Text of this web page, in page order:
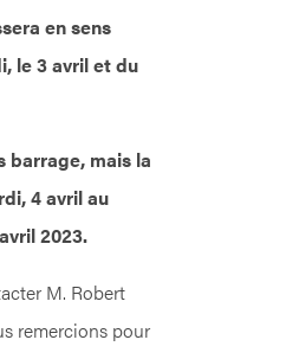
en sens
le 3 avril et du
barrage, mais la
4 avril au
2023.
M. Robert
remercions pour